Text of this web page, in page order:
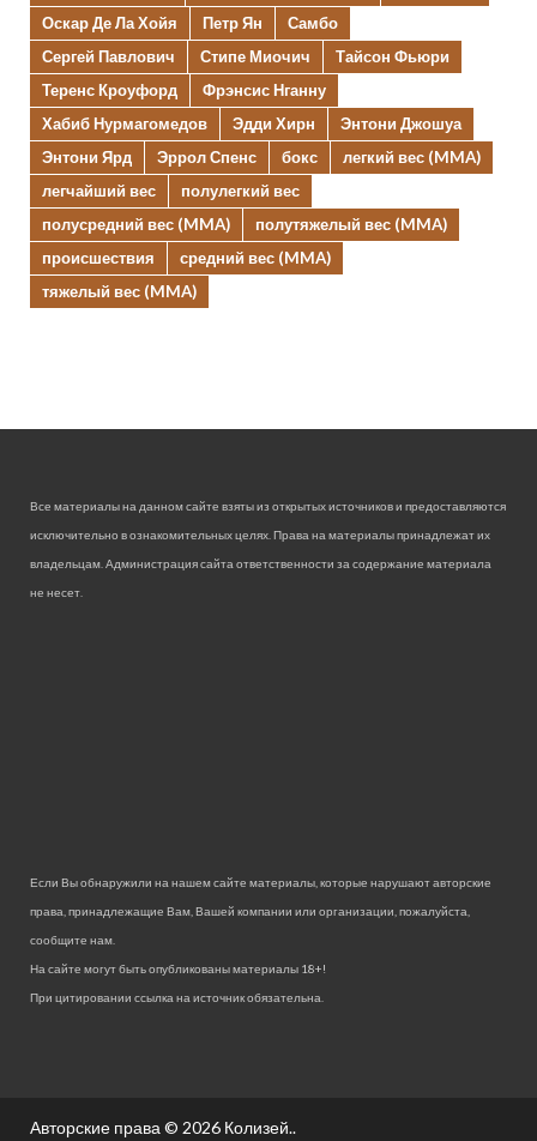
Оскар Де Ла Хойя
Петр Ян
Самбо
Сергей Павлович
Стипе Миочич
Тайсон Фьюри
Теренс Кроуфорд
Фрэнсис Нганну
Хабиб Нурмагомедов
Эдди Хирн
Энтони Джошуа
Энтони Ярд
Эррол Спенс бокс
легкий вес (MMA)
легчайший вес
полулегкий вес
полусредний вес (MMA)
полутяжелый вес (MMA)
происшествия
средний вес (MMA)
тяжелый вес (MMA)
Все материалы на данном сайте взяты из открытых источников и предоставляются
исключительно в ознакомительных целях. Права на материалы принадлежат их
владельцам. Администрация сайта ответственности за содержание материала
не несет.
Если Вы обнаружили на нашем сайте материалы, которые нарушают авторские
права, принадлежащие Вам, Вашей компании или организации, пожалуйста,
сообщите нам.
На сайте могут быть опубликованы материалы 18+!
При цитировании ссылка на источник обязательна.
Авторские права © 2026 Колизей..